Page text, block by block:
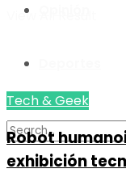
View All Result
Tech & Geek
Robot
exhibición